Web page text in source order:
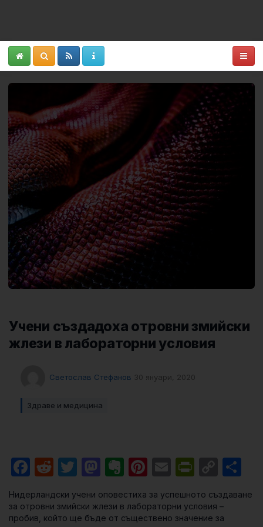
Учени създадоха отровни змийски
жлези в лабораторни условия
Светослав Стефанов 30 януари, 2020
Здраве и медицина
Facebook
RedditTwitter
Mastodon
Evernote
Pinterest
Email
Нидерландски учени оповестиха за успешното създаване
за отровни змийски жлези в лабораторни условия –
пробив, който ще бъде от съществено значение за